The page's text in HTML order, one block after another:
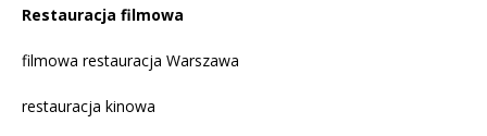
Restauracja filmowa
filmowa restauracja Warszawa
restauracja kinowa